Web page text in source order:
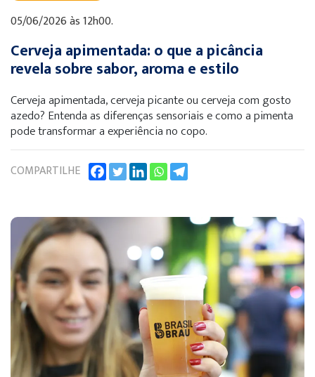
05/06/2026 às 12h00.
Cerveja apimentada: o que a picância
revela sobre sabor, aroma e estilo
Cerveja apimentada, cerveja picante ou cerveja com gosto
azedo? Entenda as diferenças sensoriais e como a pimenta
pode transformar a experiência no copo.
COMPARTILHE